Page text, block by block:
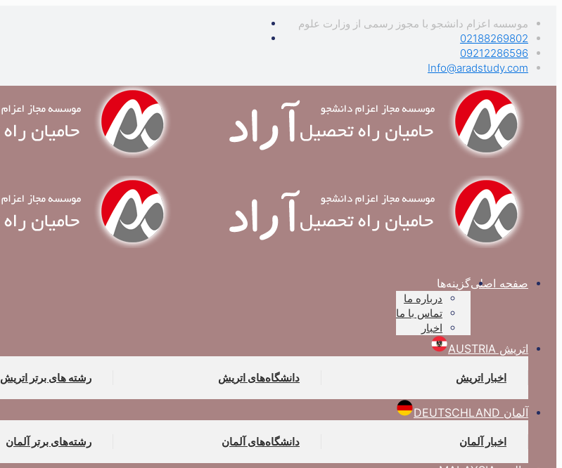
موسسه اعزام دانشجو با مجوز رسمی از وزارت علوم
02188269802
09212286596
Info@aradstudy.com
صفحه اصلیگزینه‌ها
درباره ما
تماس با ما
اخبار
اتریش AUSTRIA
اخبار اتریش دانشگاه‌های اتریش رشته های برتر اتریش
آلمان DEUTSCHLAND
اخبار آلمان دانشگاه‌های آلمان رشته‌های برتر آلمان